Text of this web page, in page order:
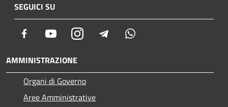
SEGUICI SU
Facebook YoutubeInstagram Telegram
AMMINISTRAZIONE
Organi di Governo
Aree Amministrative